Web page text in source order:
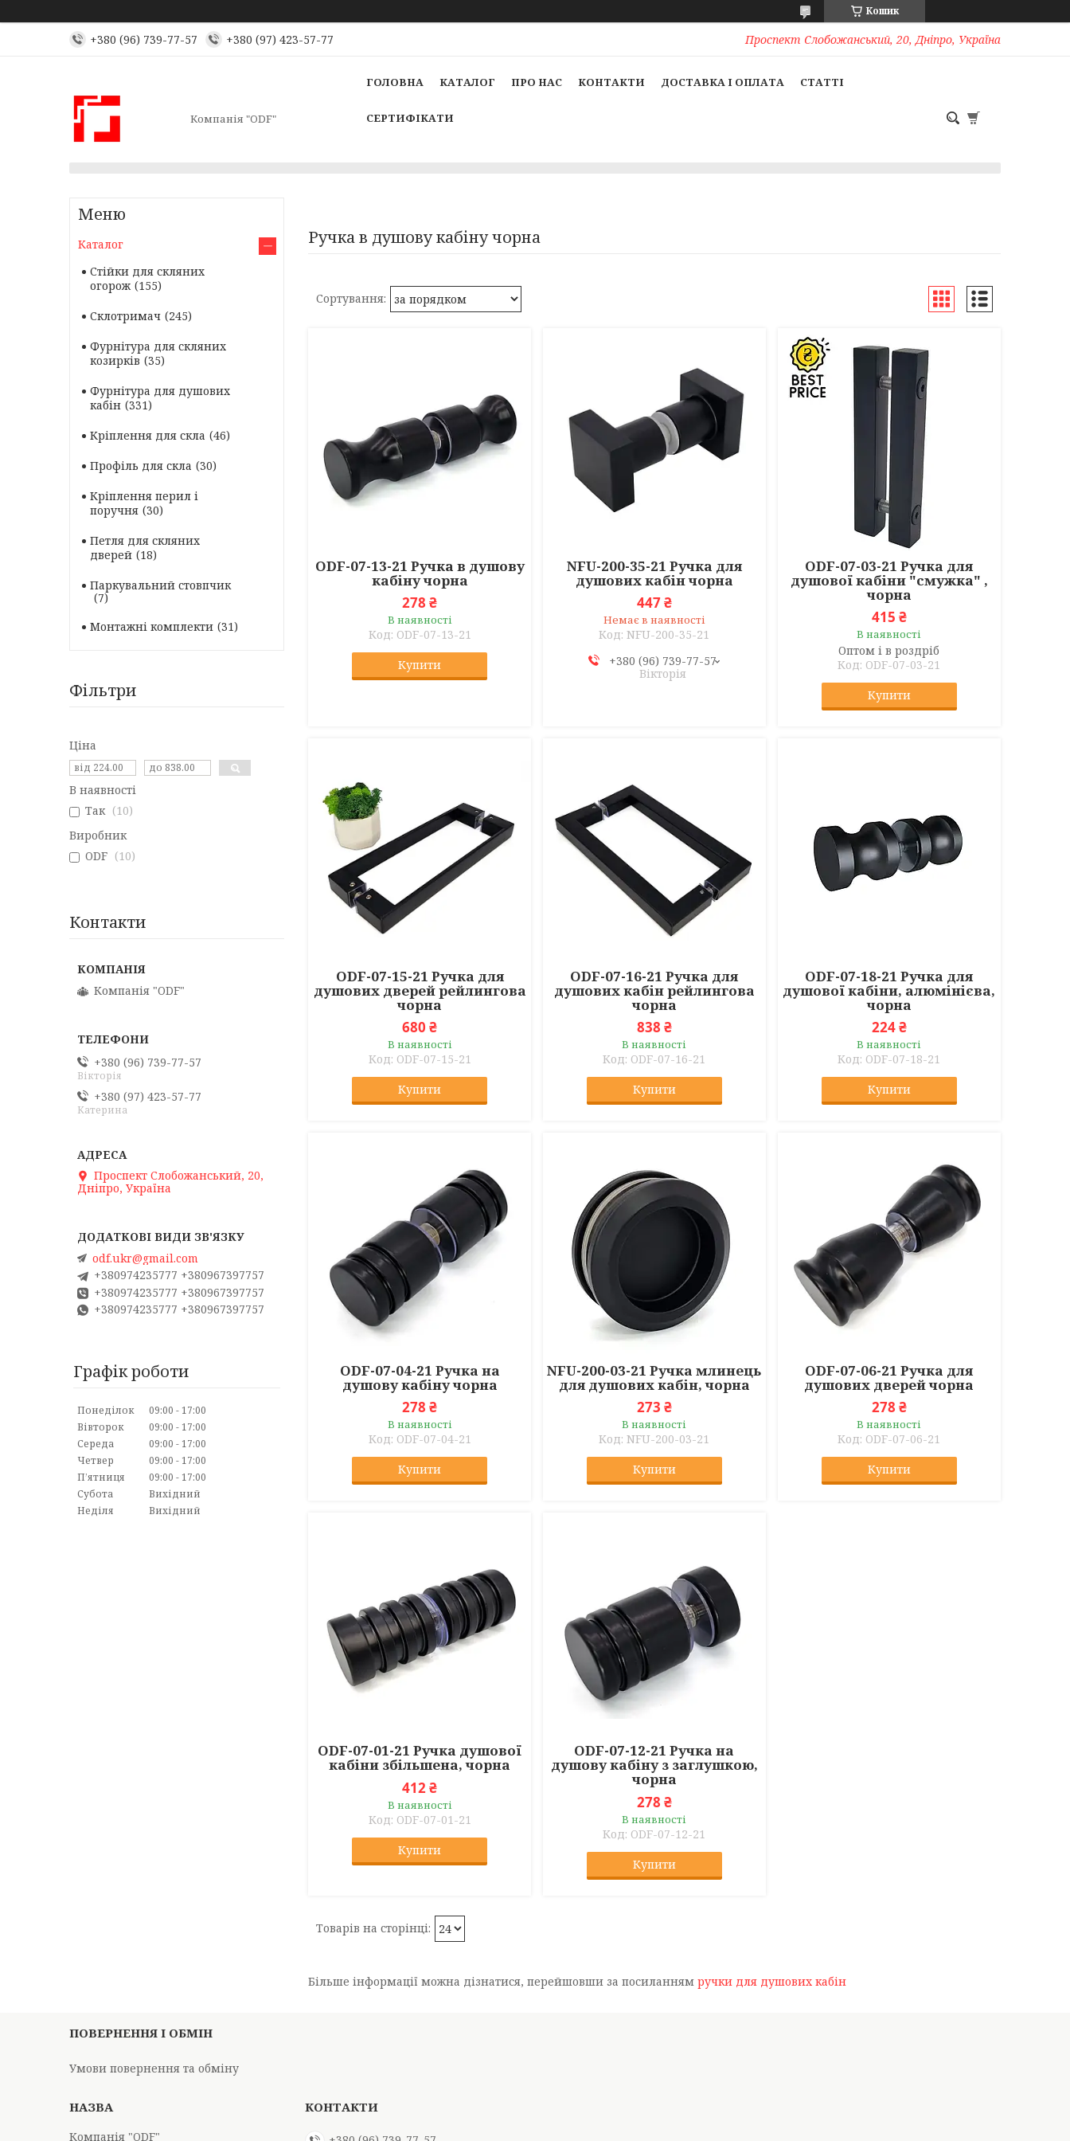
Кошик
+380 (96) 739-77-57 +380 (97) 423-57-77 Проспект Слобожанський, 20, Дніпро, Україна
Компанія "ODF"
ГОЛОВНА КАТАЛОГ ПРО НАС КОНТАКТИ ДОСТАВКА І ОПЛАТА СТАТТІ
СЕРТИФІКАТИ
Ручка в душову кабіну чорна
ODF-07-13-21 Ручка в душову
кабіну чорна
278 ₴
В наявності
ODF-07-13-21
Купити
NFU-200-35-21 Ручка для
душових кабін чорна
447 ₴
Немає в наявності
NFU-200-35-21
+380 (96) 739-77-57
Вікторія
ODF-07-03-21 Ручка для
душової кабіни "смужка" ,
чорна
415 ₴
В наявності
Оптом і в роздріб
ODF-07-03-21
Купити
ODF-07-15-21 Ручка для
душових дверей рейлингова
чорна
680 ₴
В наявності
ODF-07-15-21
Купити
ODF-07-16-21 Ручка для
душових кабін рейлингова
чорна
838 ₴
В наявності
ODF-07-16-21
Купити
ODF-07-18-21 Ручка для
душової кабіни, алюмінієва,
чорна
224 ₴
В наявності
ODF-07-18-21
Купити
ODF-07-04-21 Ручка на
душову кабіну чорна
278 ₴
В наявності
ODF-07-04-21
Купити
NFU-200-03-21 Ручка млинець
для душових кабін, чорна
273 ₴
В наявності
NFU-200-03-21
Купити
ODF-07-06-21 Ручка для
душових дверей чорна
278 ₴
В наявності
ODF-07-06-21
Купити
ODF-07-01-21 Ручка душової
кабіни збільшена, чорна
412 ₴
В наявності
ODF-07-01-21
Купити
ODF-07-12-21 Ручка на
душову кабіну з заглушкою,
чорна
278 ₴
В наявності
ODF-07-12-21
Купити
Більше інформації можна дізнатися, перейшовши за посиланням ручки для душових кабін
Каталог
Стійки для скляних
огорож 155
Склотримач 245
Фурнітура для скляних
козирків 35
Фурнітура для душових
кабін 331
Кріплення для скла 46
Профіль для скла 30
Кріплення перил і
поручня 30
Петля для скляних
дверей 18
Паркувальний стовпчик
7
Монтажні комплекти 31
Фільтри
Ціна
В наявності
Так
10
Виробник
ODF
10
Контакти
Компанія "ODF"
+380 (96) 739-77-57
Вікторія
+380 (97) 423-57-77
Катерина
Проспект Слобожанський, 20,
Дніпро, Україна
odf.ukr@gmail.com
+380974235777 +380967397757
+380974235777 +380967397757
+380974235777 +380967397757
Графік роботи
Понеділок 09:00
17:00
Вівторок
09:00
17:00
Середа
09:00
17:00
Четвер
09:00
17:00
Пʼятниця
09:00
17:00
Субота
Вихідний
Неділя
Вихідний
ПОВЕРНЕННЯ І ОБМІН
Умови повернення та обміну
Компанія "ODF"